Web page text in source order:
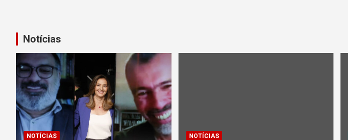
Notícias
NOTÍCIAS NOTÍCIAS